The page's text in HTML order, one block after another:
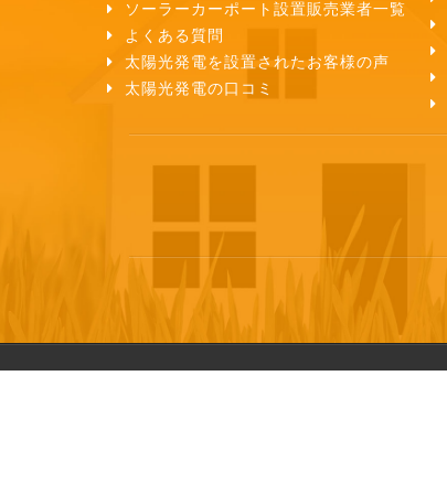
ソーラーカーポート設置販売業者一覧
よくある質問
太陽光発電を設置されたお客様の声
太陽光発電の口コミ